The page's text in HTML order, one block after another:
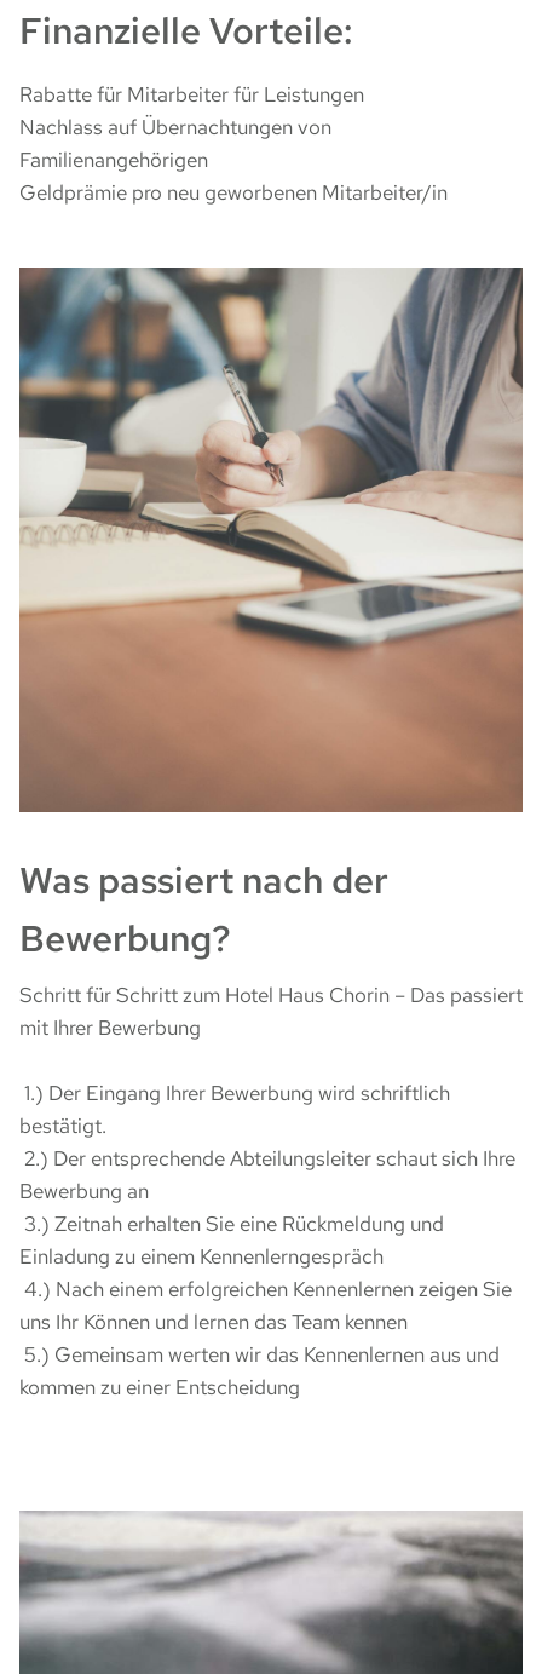
ZIMMER
TAGEN & FEIERN
RESTAURANT
REGION ERLEBEN
ANFAHRT & KONTAKT
Finanzielle Vorteile:
Rabatte für Mitarbeiter für Leistungen
Nachlass auf Übernachtungen von
Familienangehörigen
Geldprämie pro neu geworbenen Mitarbeiter/in
Was passiert nach der
Bewerbung?
Schritt für Schritt zum Hotel Haus Chorin – Das passiert
mit Ihrer Bewerbung
1.) Der Eingang Ihrer Bewerbung wird schriftlich
bestätigt.
2.) Der entsprechende Abteilungsleiter schaut sich Ihre
Bewerbung an
3.) Zeitnah erhalten Sie eine Rückmeldung und
Einladung zu einem Kennenlerngespräch
4.) Nach einem erfolgreichen Kennenlernen zeigen Sie
uns Ihr Können und lernen das Team kennen
5.) Gemeinsam werten wir das Kennenlernen aus und
kommen zu einer Entscheidung